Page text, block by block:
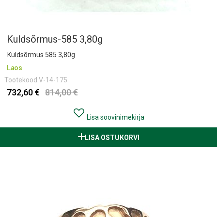
Kuldsõrmus-585 3,80g
Kuldsõrmus 585 3,80g
Laos
Tootekood V-14-175
732,60 € 814,00 €
Lisa soovinimekirja
LISA OSTUKORVI